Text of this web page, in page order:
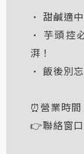
• 甜鹹適
• 芋頭控
湃！
• 飯後別
⏰營業時
👉聯絡窗